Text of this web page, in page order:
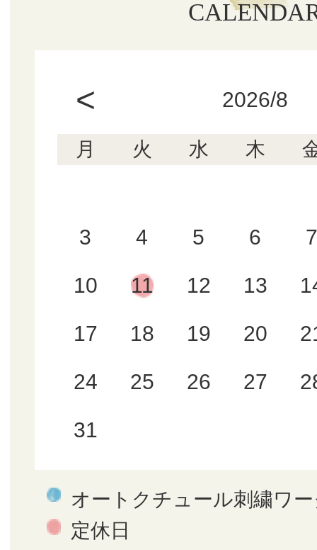
< 2026/8
月 火 水 木
3 4 5 6 7
10 11 12 13
17 18 19 20
24 25 26 27
31
オートクチュール刺繍ワ
定休日